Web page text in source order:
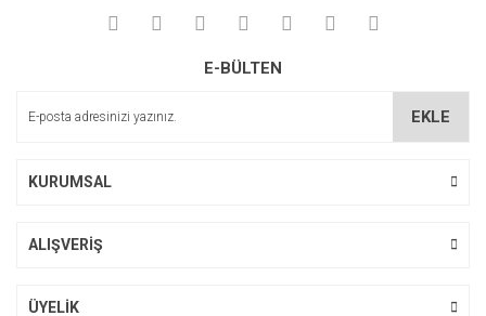
E-BÜLTEN
EKLE
KURUMSAL
ALIŞVERİŞ
ÜYELİK